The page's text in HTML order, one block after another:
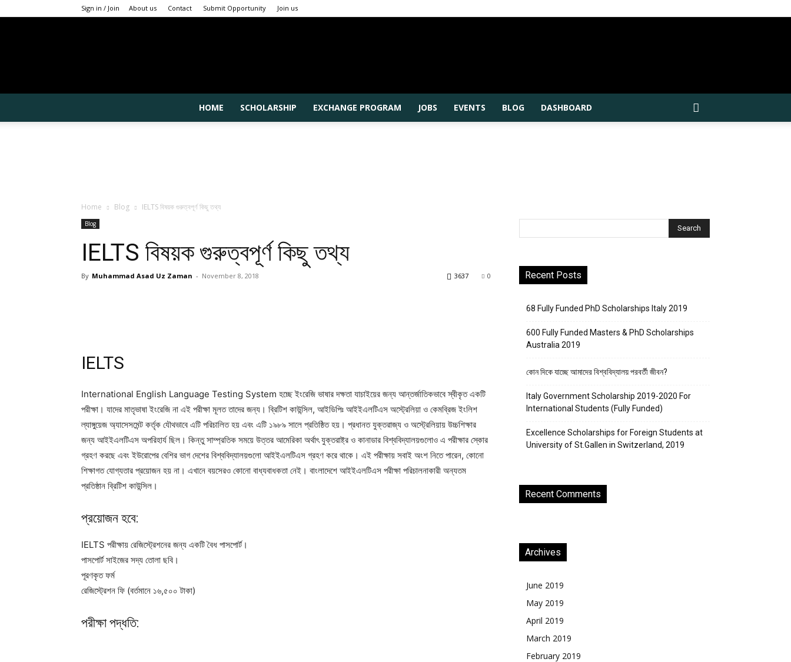
Sign in / Join About us Contact Submit Opportunity Join us
Rajshahi
Club
HOME SCHOLARSHIP EXCHANGE PROGRAM JOBS EVENTS BLOG DASHBOARD
Home Blog IELTS বিষয়ক গুরুত্বপূর্ণ কিছু তথ্য
Blog
IELTS বিষয়ক গুরুত্বপূর্ণ কিছু তথ্য
By Muhammad Asad Uz Zaman - November 8, 2018 0
3637
IELTS
International English Language Testing System হচ্ছে ইংরেজি ভাষার দক্ষতা যাচাইয়ের জন্য আন্তর্জাতিকভাবে স্বীকৃত একটি
পরীক্ষা। যাদের মাতৃভাষা ইংরেজি না এই পরীক্ষা মূলত তাদের জন্য। ব্রিটিশ কাউন্সিল, আইডিপিঃ আইইএলটিএস অস্ট্রেলিয়া ও কেমব্রিজ ইংলিশ
ল্যাঙ্গুয়েজ অ্যাসেসমেন্ট কর্তৃক যৌথভাবে এটি পরিচালিত হয় এবং এটি ১৯৮৯ সালে প্রতিষ্ঠিত হয়। প্রধানত যুক্তরাজ্য ও অস্ট্রেলিয়ায় উচ্চশিক্ষার
জন্য আইইএলটিএস অপরিহার্য ছিল। কিন্তু সাম্প্রতিক সময়ে উত্তর আমেরিকা অর্থাৎ যুক্তরাষ্ট্র ও কানাডার বিশ্ববিদ্যালয়গুলোও এ পরীক্ষার স্কোর
গ্রহণ করছে এবং ইউরোপের বেশির ভাগ দেশের বিশ্ববিদ্যালয়গুলো আইইএলটিএস গ্রহণ করে থাকে। এই পরীক্ষায় সবাই অংশ নিতে পারেন, কোনো
শিক্ষাগত যোগ্যতার প্রয়োজন হয় না। এখানে বয়সেরও কোনো বাধ্যবাধকতা নেই। বাংলাদেশে আইইএলটিএস পরীক্ষা পরিচালনাকারী অন্যতম
প্রতিষ্ঠান ব্রিটিশ কাউন্সিল।
প্রয়োজন হবে:
IELTS পরীক্ষায় রেজিস্ট্রেশনের জন্য একটি বৈধ পাসপোর্ট।
পাসপোর্ট সাইজের সদ্য তোলা ছবি।
পূরণকৃত ফর্ম
রেজিস্ট্রেশন ফি (বর্তমানে ১৬,৫০০ টাকা)
পরীক্ষা পদ্ধতি:
Recent Posts
68 Fully Funded PhD Scholarships Italy 2019
600 Fully Funded Masters & PhD Scholarships
Australia 2019
কোন দিকে যাচ্ছে আমাদের বিশ্ববিদ্যালয় পরবর্তী জীবন?
Italy Government Scholarship 2019-2020 For
International Students (Fully Funded)
Excellence Scholarships for Foreign Students at
University of St.Gallen in Switzerland, 2019
Recent Comments
Archives
June 2019
May 2019
April 2019
March 2019
February 2019